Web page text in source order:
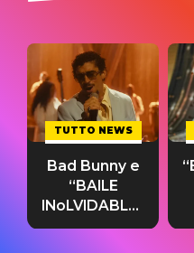
TUTTO NEWS
Bad Bunny e
“BAILE
INoLVIDABLE”:
testo,